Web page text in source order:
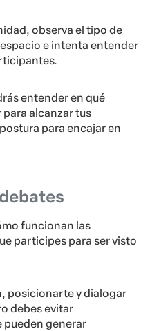
observa el tipo de
e intenta entender
entender en qué
alcanzar tus
para encajar en
funcionan las
participes para ser visto
posicionarte y dialogar
debes evitar
pueden generar